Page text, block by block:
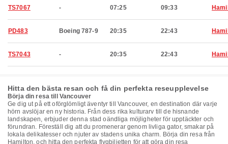
TS7067 - 07:25 09:33
PD483 Boeing 787-9 20:35 22:43
TS7043 - 20:35 22:43
Hitta den bästa resan och få din perfekta reseupplevelse
Börja din resa till Vancouver
Ge dig ut på ett oförglömligt äventyr till Vancouver, en destination där varje
hörn avslöjar en ny historia. Från dess rika kulturarv till de hisnande
landskapen, erbjuder denna stad oändliga möjligheter för upptäckter och
förundran. Föreställ dig att du promenerar genom livliga gator, smakar på
lokala delikatesser och njuter av stadens unika charm. Börja din resa från
Hamilton, och hitta den perfekta flygbiljetten för att göra din resa